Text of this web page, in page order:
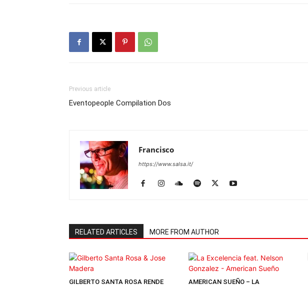
Previous article
Eventopeople Compilation Dos
Francisco
https://www.salsa.it/
RELATED ARTICLES MORE FROM AUTHOR
GILBERTO SANTA ROSA RENDE AMERICAN SUEÑO – LA